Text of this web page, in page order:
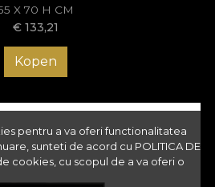
X 70 H CM
€ 133,21
Kopen
pentru a va oferi functionalitatea
sunteti de acord cu POLITICA DE
cookies, cu scopul de a va oferi o